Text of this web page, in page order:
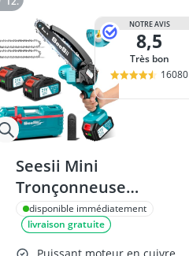
NOTRE AVIS
8,5
Très bon
16080
Seesii Mini
Tronçonneuse
Électrique 6" à
Batterie
disponible immédiatement
livraison gratuite